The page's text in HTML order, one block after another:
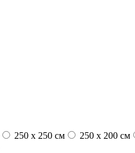
250 x 250 см 250 x 200 см